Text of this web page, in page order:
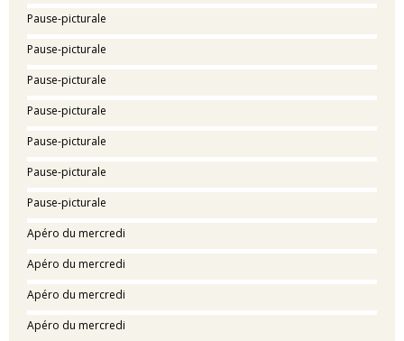
Pause-picturale
Pause-picturale
Pause-picturale
Pause-picturale
Pause-picturale
Pause-picturale
Pause-picturale
Apéro du mercredi
Apéro du mercredi
Apéro du mercredi
Apéro du mercredi